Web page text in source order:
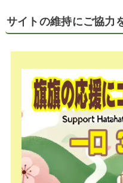
サイトの維持にご協力